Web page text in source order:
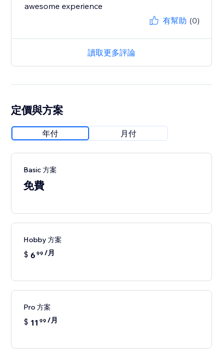
awesome experience
有幫助 (0)
讀取更多評論
定價與方案
年付 月付
Basic 方案
免費
Hobby 方案
$ 699 /月
Pro 方案
$ 11 99 /月